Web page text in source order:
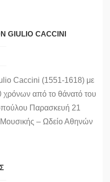
CACCINI
Caccini (1551-1618) με
από το θάνατό του
Παρασκευή 21
– Ωδείο Αθηνών